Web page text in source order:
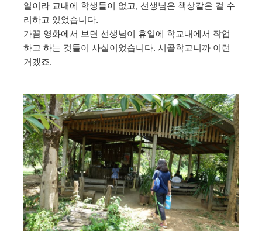
일이라 교내에 학생들이 없고, 선생님은 책상같은 걸 수
리하고 있었습니다.
가끔 영화에서 보면 선생님이 휴일에 학교내에서 작업
하고 하는 것들이 사실이었습니다. 시골학교니까 이런
거겠죠.